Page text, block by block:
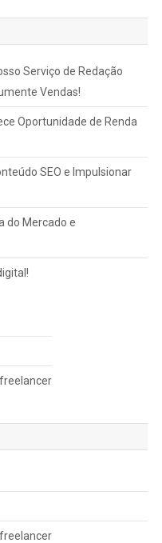
Serviço de Redação
Vendas!
Oportunidade de Renda
SEO e Impulsionar
do Mercado e